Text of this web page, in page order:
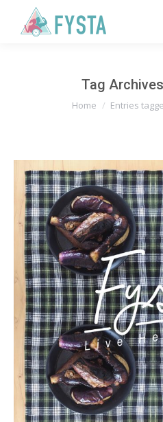
Tag
You are here:
Home Entries